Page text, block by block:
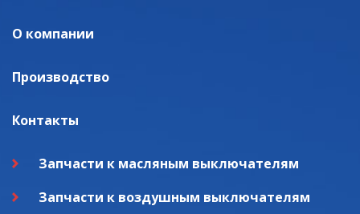
О компании
Производство
Контакты
Запчасти к масляным выключателям
Запчасти к воздушным выключателям